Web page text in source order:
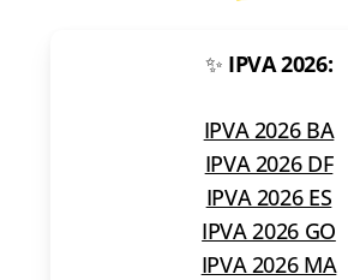
✨ IPVA 2026:
IPVA 2026 BA
IPVA 2026 DF
IPVA 2026 ES
IPVA 2026 GO
IPVA 2026 MA